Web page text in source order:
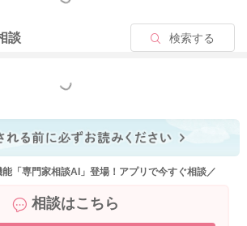
談 検索する
もっと見る
「専門家相談AI」登場！アプリで今すぐ相談／
相談はこちら